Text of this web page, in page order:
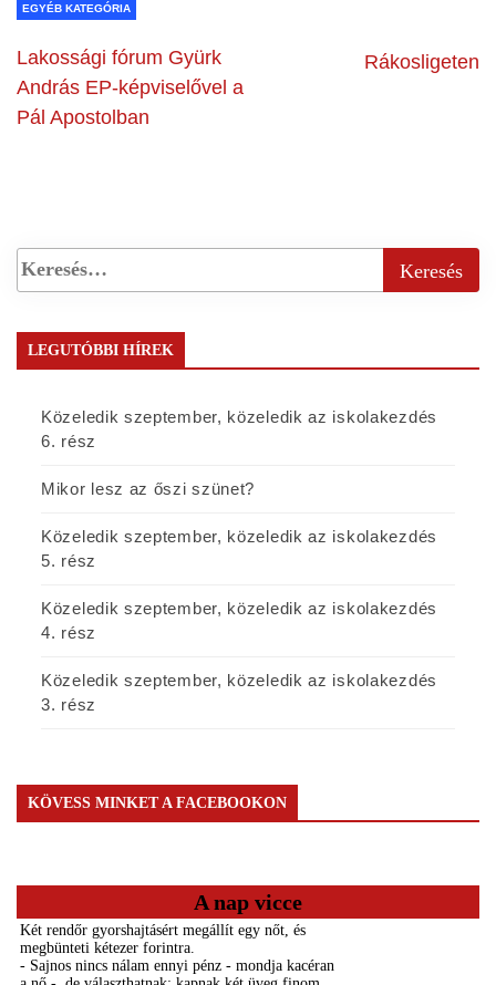
EGYÉB KATEGÓRIA
Lakossági fórum Gyürk
András EP-képviselővel a
Pál Apostolban
Rákosligeten
LEGUTÓBBI HÍREK
Közeledik szeptember, közeledik az iskolakezdés
6. rész
Mikor lesz az őszi szünet?
Közeledik szeptember, közeledik az iskolakezdés
5. rész
Közeledik szeptember, közeledik az iskolakezdés
4. rész
Közeledik szeptember, közeledik az iskolakezdés
3. rész
KÖVESS MINKET A FACEBOOKON
A nap vicce